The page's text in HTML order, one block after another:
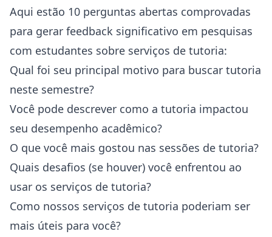
Aqui estão 10 perguntas abertas comprovadas
para gerar feedback significativo em pesquisas
com estudantes sobre serviços de tutoria:
Qual foi seu principal motivo para buscar tutoria
neste semestre?
Você pode descrever como a tutoria impactou
seu desempenho acadêmico?
O que você mais gostou nas sessões de tutoria?
Quais desafios (se houver) você enfrentou ao
usar os serviços de tutoria?
Como nossos serviços de tutoria poderiam ser
mais úteis para você?